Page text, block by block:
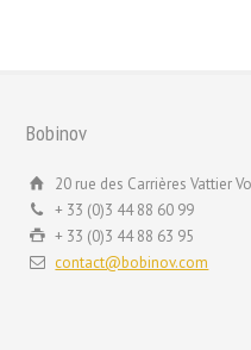
Bobinov
20 rue des Carrières Vattier
+ 33 (0)3 44 88 60 99
+ 33 (0)3 44 88 63 95
contact@bobinov.com